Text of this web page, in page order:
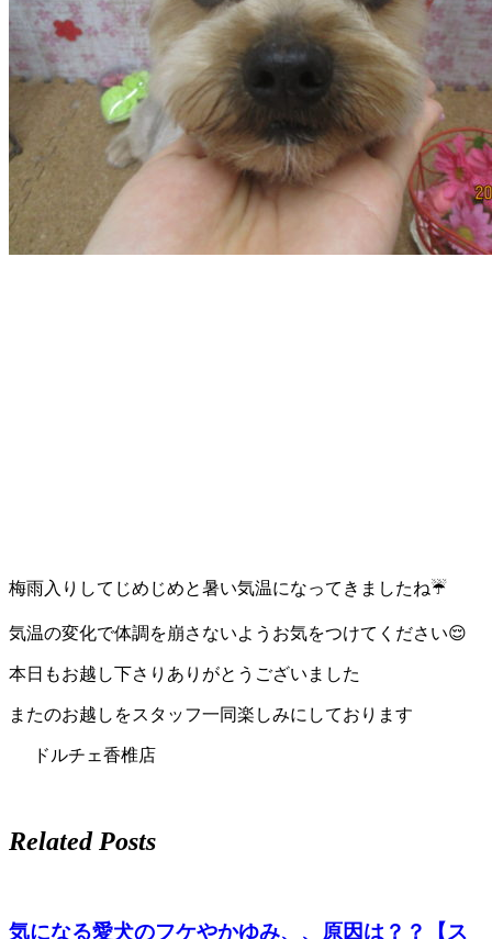
福
津
店）
｜
ペ
ホ
テ
ル
梅雨入りしてじめじめと暑い気温になってきましたね☔
気温の変化で体調を崩さないようお気をつけてください😌
本日もお越し下さりありがとうございました
またのお越しをスタッフ一同楽しみにしております
ドルチェ香椎店
Related Posts
気になる愛犬のフケやかゆみ、、原因は？？【ス